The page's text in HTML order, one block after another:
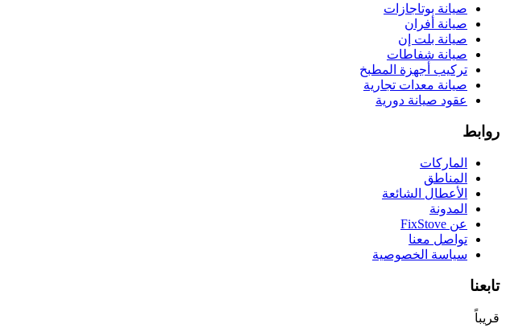
صيانة بوتاجازات
صيانة أفران
صيانة بلت إن
صيانة شفاطات
تركيب أجهزة المطبخ
صيانة معدات تجارية
عقود صيانة دورية
روابط
الماركات
المناطق
الأعطال الشائعة
المدونة
عن FixStove
تواصل معنا
سياسة الخصوصية
تابعنا
قريباً